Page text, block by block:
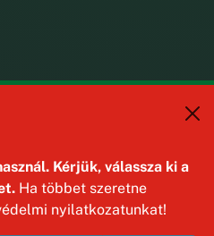
u. 31.
Kérjük, válassza ki a
Ha többet szeretne
nyilatkozatunkat!